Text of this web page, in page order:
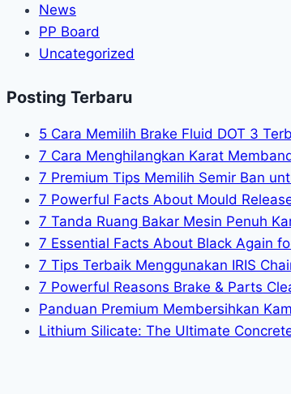
News
PP Board
Uncategorized
Posting Terbaru
5 Cara Memilih Brake Fluid DOT 3
7 Cara Menghilangkan Karat
7 Premium Tips Memilih Semir Ban
7 Powerful Facts About Mould
7 Tanda Ruang Bakar Mesin Penuh
7 Essential Facts About Black Again
7 Tips Terbaik Menggunakan IRIS
7 Powerful Reasons Brake & Parts
Panduan Premium Membersihkan
Lithium Silicate: The Ultimate